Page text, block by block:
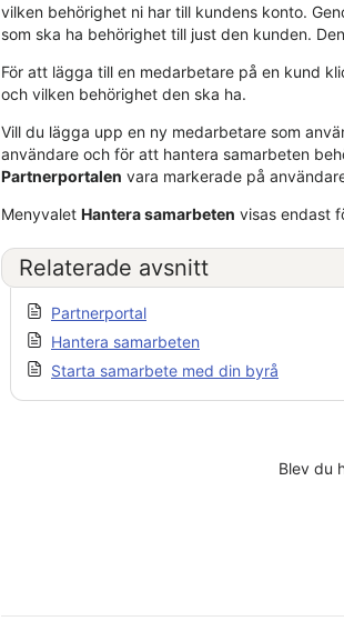
vilken behörighet ni har till kundens konto.
som ska ha behörighet till just den kunden.
För att lägga till en medarbetare på en kund
och vilken behörighet den ska ha.
Vill du lägga upp en ny medarbetare som
användare och för att hantera samarbeten
Partnerportalen vara markerade på
Menyvalet Hantera samarbeten visas endast
Relaterade avsnitt
Partnerportal
Hantera samarbeten
Starta samarbete med din byrå
Blev du